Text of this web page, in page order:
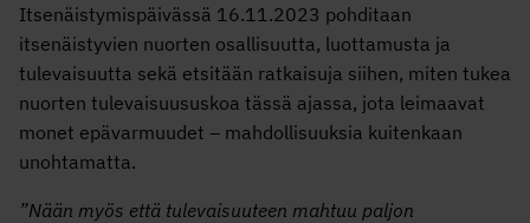
Itsenäistymispäivässä 16.11.2023 pohditaan
itsenäistyvien nuorten osallisuutta, luottamusta ja
tulevaisuutta sekä etsitään ratkaisuja siihen, miten tukea
nuorten tulevaisuususkoa tässä ajassa, jota leimaavat
monet epävarmuudet – mahdollisuuksia kuitenkaan
unohtamatta.
”Nään myös että tulevaisuuteen mahtuu paljon